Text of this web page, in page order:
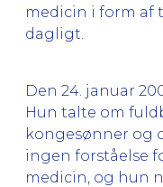
medicin i form af
dagligt.
Den 24. januar
Hun talte om
kongesønner og
ingen forståelse
medicin, og hun